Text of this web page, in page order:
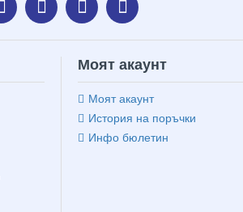
Моят акаунт
Моят акаунт
История на поръчки
Инфо бюлетин